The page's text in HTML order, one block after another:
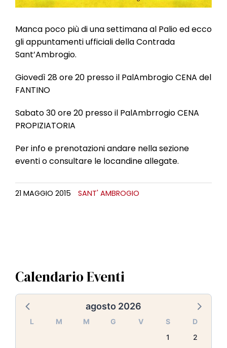
Manca poco più di una settimana al Palio ed ecco
gli appuntamenti ufficiali della Contrada
Sant’Ambrogio.
Giovedì 28 ore 20 presso il PalAmbrogio CENA del
FANTINO
Sabato 30 ore 20 presso il PalAmbrrogio CENA
PROPIZIATORIA
Per info e prenotazioni andare nella sezione
eventi o consultare le locandine allegate.
21 MAGGIO 2015 SANT' AMBROGIO
Calendario Eventi
agosto 2026
L M M G V S
D
1
2